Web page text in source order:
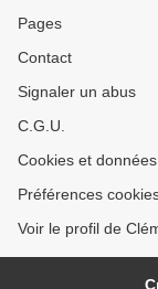
Pages
Contact
Signaler un abus
C.G.U.
Cookies et
Préférences
Voir le profil de